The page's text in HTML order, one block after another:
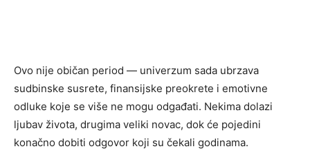
Ovo nije običan period — univerzum sada ubrzava
sudbinske susrete, finansijske preokrete i emotivne
odluke koje se više ne mogu odgađati. Nekima dolazi
ljubav života, drugima veliki novac, dok će pojedini
konačno dobiti odgovor koji su čekali godinama.